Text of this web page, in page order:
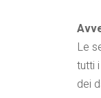
Le
tutti
dei